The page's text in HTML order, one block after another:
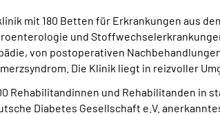
mit 180 Betten für Erkrankungen aus
und
von postoperativen
Die Klinik liegt in reizvoller
Rehabilitandinnen und Rehabilitanden in
Diabetes Gesellschaft e.V.